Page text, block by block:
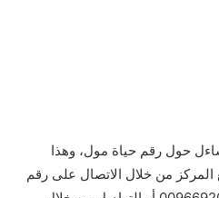
حول رقم حياة مول، وهذا
من خلال الاتصال على رقم